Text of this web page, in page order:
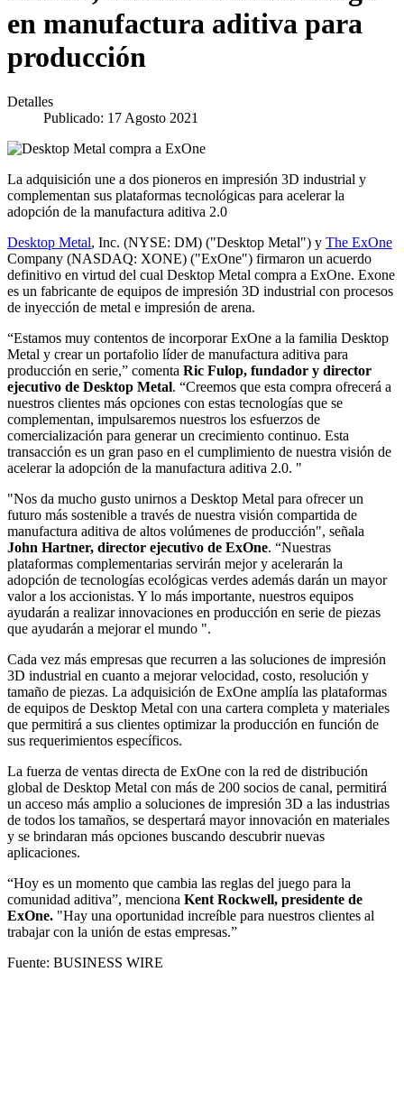
en manufactura aditiva para
producción
Detalles
Publicado: 17 Agosto 2021
La adquisición une a dos pioneros en impresión 3D industrial y
complementan sus plataformas tecnológicas para acelerar la
adopción de la manufactura aditiva 2.0
Desktop Metal, Inc. (NYSE: DM) ("Desktop Metal") y The ExOne
Company (NASDAQ: XONE) ("ExOne") firmaron un acuerdo
definitivo en virtud del cual Desktop Metal compra a ExOne. Exone
es un fabricante de equipos de impresión 3D industrial con procesos
de inyección de metal e impresión de arena.
“Estamos muy contentos de incorporar ExOne a la familia Desktop
Metal y crear un portafolio líder de manufactura aditiva para
producción en serie,” comenta Ric Fulop, fundador y director
ejecutivo de Desktop Metal. “Creemos que esta compra ofrecerá a
nuestros clientes más opciones con estas tecnologías que se
complementan, impulsaremos nuestros los esfuerzos de
comercialización para generar un crecimiento continuo. Esta
transacción es un gran paso en el cumplimiento de nuestra visión de
acelerar la adopción de la manufactura aditiva 2.0. "
"Nos da mucho gusto unirnos a Desktop Metal para ofrecer un
futuro más sostenible a través de nuestra visión compartida de
manufactura aditiva de altos volúmenes de producción", señala
John Hartner, director ejecutivo de ExOne. “Nuestras
plataformas complementarias servirán mejor y acelerarán la
adopción de tecnologías ecológicas verdes además darán un mayor
valor a los accionistas. Y lo más importante, nuestros equipos
ayudarán a realizar innovaciones en producción en serie de piezas
que ayudarán a mejorar el mundo ".
Cada vez más empresas que recurren a las soluciones de impresión
3D industrial en cuanto a mejorar velocidad, costo, resolución y
tamaño de piezas. La adquisición de ExOne amplía las plataformas
de equipos de Desktop Metal con una cartera completa y materiales
que permitirá a sus clientes optimizar la producción en función de
sus requerimientos específicos.
La fuerza de ventas directa de ExOne con la red de distribución
global de Desktop Metal con más de 200 socios de canal, permitirá
un acceso más amplio a soluciones de impresión 3D a las industrias
de todos los tamaños, se despertará mayor innovación en materiales
y se brindaran más opciones buscando descubrir nuevas
aplicaciones.
“Hoy es un momento que cambia las reglas del juego para la
comunidad aditiva”, menciona Kent Rockwell, presidente de
ExOne. "Hay una oportunidad increíble para nuestros clientes al
trabajar con la unión de estas empresas.”
Fuente: BUSINESS WIRE